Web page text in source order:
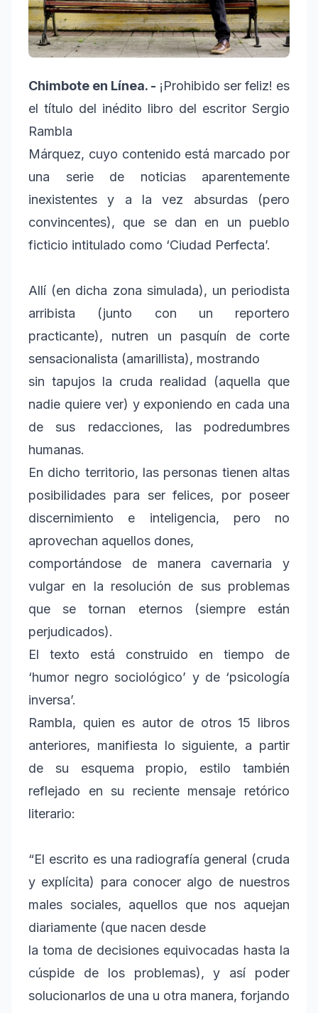
Chimbote en Línea. - ¡Prohibido ser feliz! es
el título del inédito libro del escritor Sergio
Rambla
Márquez, cuyo contenido está marcado por
una serie de noticias aparentemente
inexistentes y a la vez absurdas (pero
convincentes), que se dan en un pueblo
ficticio intitulado como ‘Ciudad Perfecta’.
Allí (en dicha zona simulada), un periodista
arribista (junto con un reportero
practicante), nutren un pasquín de corte
sensacionalista (amarillista), mostrando
sin tapujos la cruda realidad (aquella que
nadie quiere ver) y exponiendo en cada una
de sus redacciones, las podredumbres
humanas.
En dicho territorio, las personas tienen altas
posibilidades para ser felices, por poseer
discernimiento e inteligencia, pero no
aprovechan aquellos dones,
comportándose de manera cavernaria y
vulgar en la resolución de sus problemas
que se tornan eternos (siempre están
perjudicados).
El texto está construido en tiempo de
‘humor negro sociológico’ y de ‘psicología
inversa’.
Rambla, quien es autor de otros 15 libros
anteriores, manifiesta lo siguiente, a partir
de su esquema propio, estilo también
reflejado en su reciente mensaje retórico
literario:
“El escrito es una radiografía general (cruda
y explícita) para conocer algo de nuestros
males sociales, aquellos que nos aquejan
diariamente (que nacen desde
la toma de decisiones equivocadas hasta la
cúspide de los problemas), y así poder
solucionarlos de una u otra manera, forjando